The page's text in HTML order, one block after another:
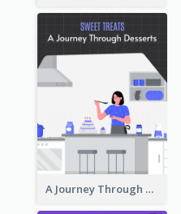
A Journey Through Desserts